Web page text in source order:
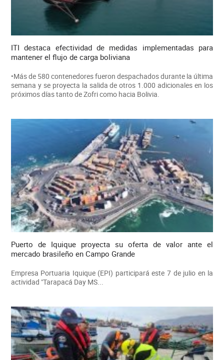
ITI destaca efectividad de medidas implementadas para
mantener el flujo de carga boliviana
•Más de 580 contenedores fueron despachados durante la última
semana y se proyecta la salida de otros 1.000 adicionales en los
próximos días tanto de Zofri como hacia Bolivia.
Puerto de Iquique proyecta su oferta de valor ante el
mercado brasileño en Campo Grande
Empresa Portuaria Iquique (EPI) participará este 7 de julio en la
actividad "Tarapacá Day MS...